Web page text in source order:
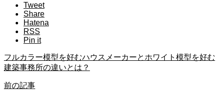
Tweet
Share
Hatena
RSS
Pin it
フルカラー模型を好むハウスメーカーとホワイト模型を好む
建築事務所の違いとは？
前の記事